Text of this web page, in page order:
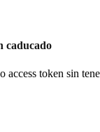
caducado
access token sin